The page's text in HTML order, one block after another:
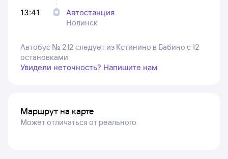
13:41
Автостанция
Нолинск
Автобус № 212 следует из Кстинино в Бабино с 12
остановками
Увидели неточность? Напишите нам
Маршрут на карте
Может отличаться от реального